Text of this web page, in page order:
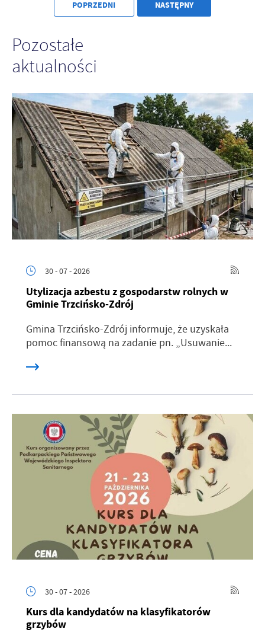
POPRZEDNI NASTĘPNY
Pozostałe
aktualności
30 - 07 - 2026
Utylizacja azbestu z gospodarstw rolnych w
Gminie Trzcińsko-Zdrój
Gmina Trzcińsko-Zdrój informuje, że uzyskała
pomoc finansową na zadanie pn. „Usuwanie...
30 - 07 - 2026
Kurs dla kandydatów na klasyfikatorów
grzybów